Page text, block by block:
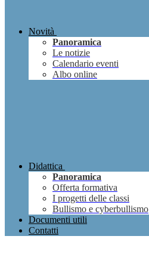
Novità
Panoramica
Le notizie
Calendario eventi
Albo online
Didattica
Panoramica
Offerta formativa
I progetti delle classi
Bullismo e cyberbullismo
Documenti utili
Contatti